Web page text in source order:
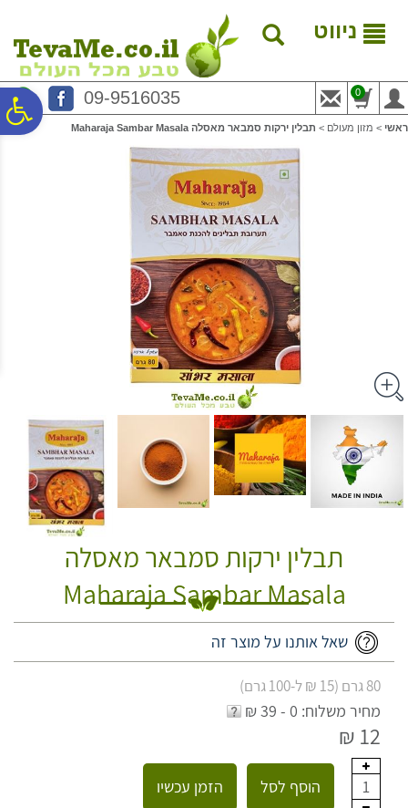
נגישות
המרכזי
ניווט
09-9516035 0
ראשי > מזון מעולם > תבלין ירקות סמבאר מאסלה Maharaja Sambar Masala
תבלין ירקות סמבאר מאסלה
Maharaja Sambar Masala
שאל אותנו על מוצר זה
80 גרם (15 ₪ ל-100 גרם)
מחיר משלוח: 0 - 39 ₪
12 ₪
1 הוסף לסל הזמן עכשיו